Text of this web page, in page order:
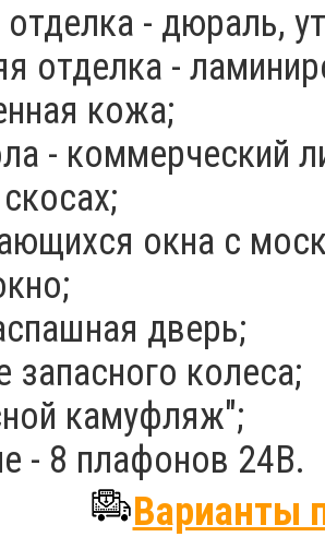
- дюраль,
отделка -
кожа;
- коммерческий
окна с
дверь;
запасного колеса;
камуфляж";
- 8 плафонов 24В.
Варианты